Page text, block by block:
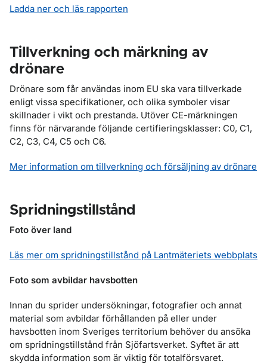
Ladda ner och läs rapporten
Tillverkning och märkning av
drönare
Drönare som får användas inom EU ska vara tillverkade
enligt vissa specifikationer, och olika symboler visar
skillnader i vikt och prestanda. Utöver CE-märkningen
finns för närvarande följande certifieringsklasser: C0, C1,
C2, C3, C4, C5 och C6.
Mer information om tillverkning och försäljning av drönare
Spridningstillstånd
Foto över land
Läs mer om spridningstillstånd på Lantmäteriets webbplats
Foto som avbildar havsbotten
Innan du sprider undersökningar, fotografier och annat
material som avbildar förhållanden på eller under
havsbotten inom Sveriges territorium behöver du ansöka
om spridningstillstånd från Sjöfartsverket. Syftet är att
skydda information som är viktig för totalförsvaret.